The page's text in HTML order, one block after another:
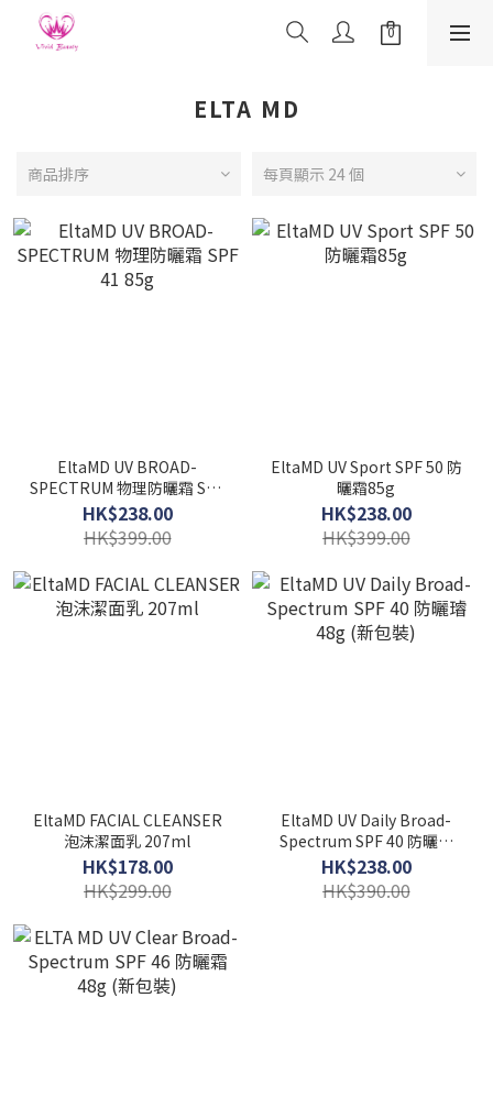
ELTA MD
商品排序 每頁顯示 24 個
EltaMD UV BROAD-
SPECTRUM 物理防曬霜 SPF
41 85g
HK$238.00
HK$399.00
EltaMD UV Sport SPF 50 防
曬霜85g
HK$238.00
HK$399.00
EltaMD FACIAL CLEANSER
泡沫潔面乳 207ml
HK$178.00
HK$299.00
EltaMD UV Daily Broad-
Spectrum SPF 40 防曬璿
48g (新包裝)
HK$238.00
HK$390.00